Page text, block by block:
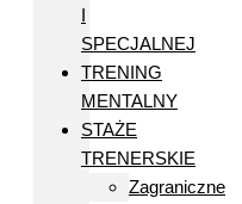
I
SPECJALNEJ
TRENING
MENTALNY
STAŻE
TRENERSKIE
Zagraniczne